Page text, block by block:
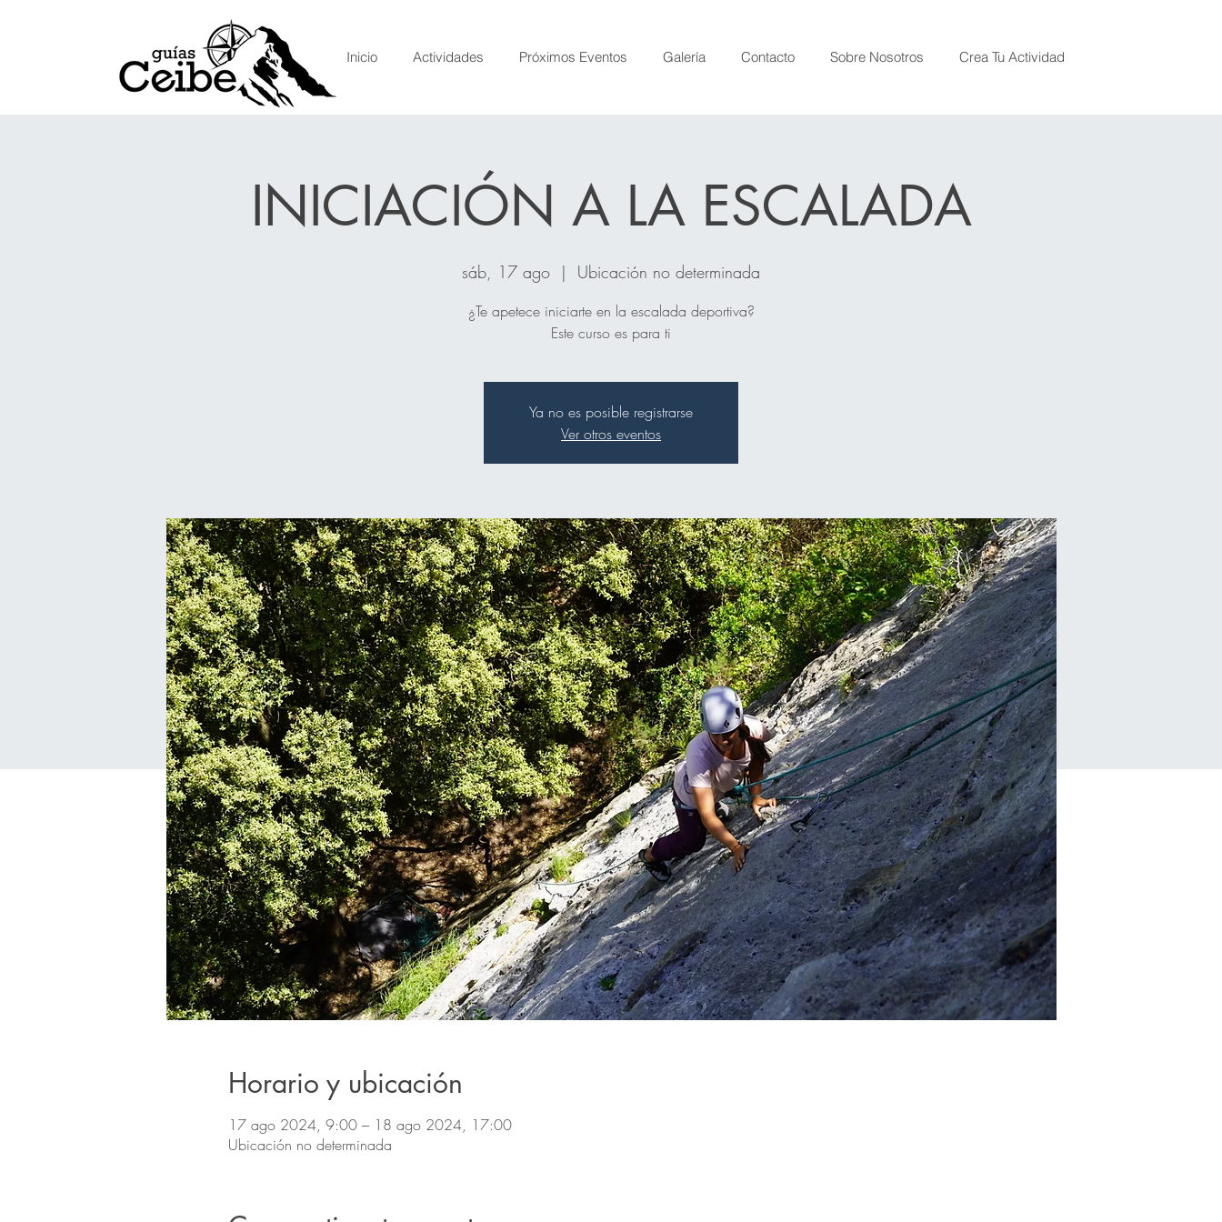
Inicio Actividades Próximos Eventos Galería Contacto Sobre Nosotros Crea Tu Actividad
INICIACIÓN A LA ESCALADA
sáb, 17 ago
  |
Ubicación no determinada
¿Te apetece iniciarte en la escalada deportiva?
Este curso es para ti
Ya no es posible registrarse
Ver otros eventos
Horario y ubicación
17 ago 2024, 9:00 – 18 ago 2024, 17:00
Ubicación no determinada